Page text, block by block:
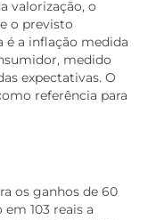
valorização, o
o previsto
a inflação medida
medido
expectativas. O
referência para
os ganhos de 60
103 reais a